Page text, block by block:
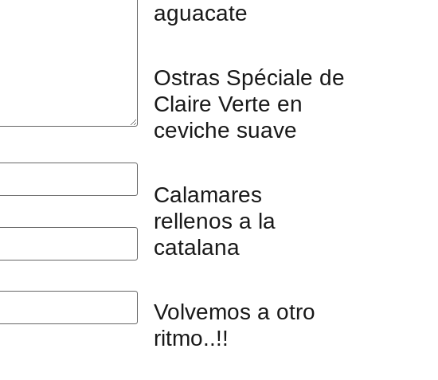
aguacate
Ostras Spéciale de
Claire Verte en
ceviche suave
Calamares
rellenos a la
catalana
Volvemos a otro
ritmo..!!